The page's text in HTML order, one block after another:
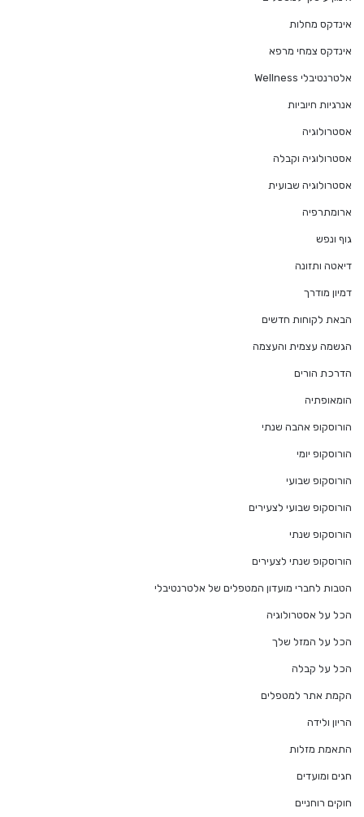
אינדקס מחלות
אינדקס צמחי מרפא
אלטרנטיבלי Wellness
אנרגיות חיוביות
אסטרולוגיה
אסטרולוגיה וקבלה
אסטרולוגיה שבועית
ארומתרפיה
גוף ונפש
דיאטה ותזונה
דמיון מודרך
הבאת לקוחות חדשים
הגשמה עצמית והעצמה
הדרכת הורים
הומאופתיה
הורוסקופ אהבה שנתי
הורוסקופ יומי
הורוסקופ שבועי
הורוסקופ שבועי לצעירים
הורוסקופ שנתי
הורוסקופ שנתי לצעירים
הטבות לחברי מועדון המטפלים של אלטרנטיבלי
הכל על אסטרולוגיה
הכל על המזל שלך
הכל על קבלה
הקמת אתר למטפלים
הריון ולידה
התאמת מזלות
חגים ומועדים
חוקים רוחניים